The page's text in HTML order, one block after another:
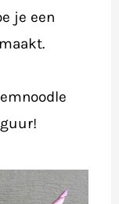
je een